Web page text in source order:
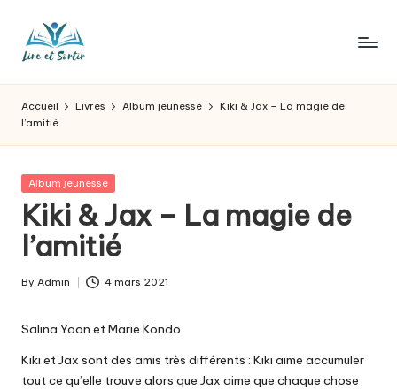
L
ir
e
e
t
s
o
r
t
ir
pour
goûts,
des
sorties
pour
tous
les
Accueil Livres Album jeunesse
Kiki & Jax – La magie de
l’amitié
Posted
Album jeunesse
Kiki & Jax – La magie de
l’amitié
Posted
By Admin 4 mars 2021
Salina Yoon et Marie Kondo
Kiki et Jax sont des amis très différents : Kiki aime accumuler
tout ce qu’elle trouve alors que Jax aime que chaque chose